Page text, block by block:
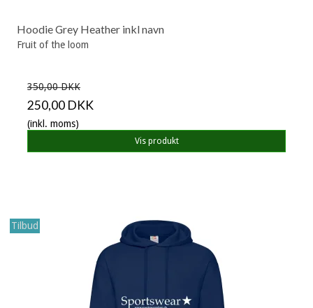
Hoodie Grey Heather inkl navn
Fruit of the loom
350,00 DKK
250,00 DKK
(inkl. moms)
Vis produkt
Tilbud